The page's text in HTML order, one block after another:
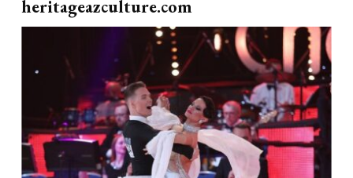
heritageazculture.com